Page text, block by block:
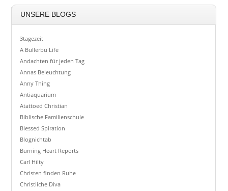
UNSERE BLOGS
3tagezeit
A Bullerbü Life
Andachten für jeden Tag
Annas Beleuchtung
Anny Thing
Antiaquarium
Atattoed Christian
Biblische Familienschule
Blessed Spiration
Blognichtab
Burning Heart Reports
Carl Hilty
Christen finden Ruhe
Christliche Diva